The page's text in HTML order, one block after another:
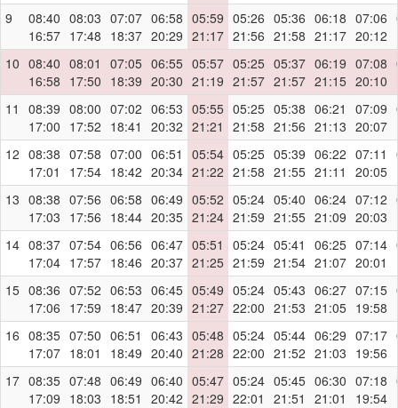
9
08:40
16:57
08:03
17:48
07:07
18:37
06:58
20:29
05:59
21:17
05:26
21:56
05:36
21:58
06:18
21:17
07:06
20:12
10 08:40
16:58
08:01
17:50
07:05
18:39
06:55
20:30
05:57
21:19
05:25
21:57
05:37
21:57
06:19
21:15
07:08
20:10
11
08:39
17:00
08:00
17:52
07:02
18:41
06:53
20:32
05:55
21:21
05:25
21:58
05:38
21:56
06:21
21:13
07:09
20:07
12 08:38
17:01
07:58
17:54
07:00
18:42
06:51
20:34
05:54
21:22
05:25
21:58
05:39
21:55
06:22
21:11
07:11
20:05
13 08:38
17:03
07:56
17:56
06:58
18:44
06:49
20:35
05:52
21:24
05:24
21:59
05:40
21:55
06:24
21:09
07:12
20:03
14 08:37
17:04
07:54
17:57
06:56
18:46
06:47
20:37
05:51
21:25
05:24
21:59
05:41
21:54
06:25
21:07
07:14
20:01
15 08:36
17:06
07:52
17:59
06:53
18:47
06:45
20:39
05:49
21:27
05:24
22:00
05:43
21:53
06:27
21:05
07:15
19:58
16 08:35
17:07
07:50
18:01
06:51
18:49
06:43
20:40
05:48
21:28
05:24
22:00
05:44
21:52
06:29
21:03
07:17
19:56
17 08:35
17:09
07:48
18:03
06:49
18:51
06:40
20:42
05:47
21:29
05:24
22:01
05:45
21:51
06:30
21:01
07:18
19:54